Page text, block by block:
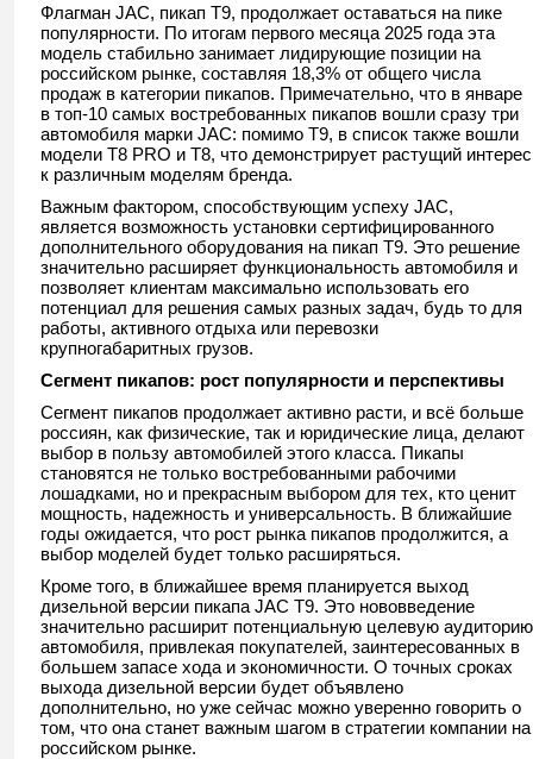
Флагман JAC, пикап Т9, продолжает оставаться на пике
популярности. По итогам первого месяца 2025 года эта
модель стабильно занимает лидирующие позиции на
российском рынке, составляя 18,3% от общего числа
продаж в категории пикапов. Примечательно, что в январе
в топ-10 самых востребованных пикапов вошли сразу три
автомобиля марки JAC: помимо Т9, в список также вошли
модели T8 PRO и T8, что демонстрирует растущий интерес
к различным моделям бренда.
Важным фактором, способствующим успеху JAC,
является возможность установки сертифицированного
дополнительного оборудования на пикап Т9. Это решение
значительно расширяет функциональность автомобиля и
позволяет клиентам максимально использовать его
потенциал для решения самых разных задач, будь то для
работы, активного отдыха или перевозки
крупногабаритных грузов.
Сегмент пикапов: рост популярности и перспективы
Сегмент пикапов продолжает активно расти, и всё больше
россиян, как физические, так и юридические лица, делают
выбор в пользу автомобилей этого класса. Пикапы
становятся не только востребованными рабочими
лошадками, но и прекрасным выбором для тех, кто ценит
мощность, надежность и универсальность. В ближайшие
годы ожидается, что рост рынка пикапов продолжится, а
выбор моделей будет только расширяться.
Кроме того, в ближайшее время планируется выход
дизельной версии пикапа JAC Т9. Это нововведение
значительно расширит потенциальную целевую аудиторию
автомобиля, привлекая покупателей, заинтересованных в
большем запасе хода и экономичности. О точных сроках
выхода дизельной версии будет объявлено
дополнительно, но уже сейчас можно уверенно говорить о
том, что она станет важным шагом в стратегии компании на
российском рынке.